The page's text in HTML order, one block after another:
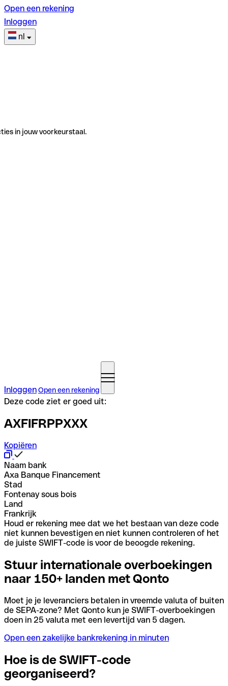
Open een rekening
Inloggen
nl
in jouw voorkeurstaal.
InloggenOpen een rekening
Deze code ziet er goed uit:
AXFIFRPPXXX
Kopiëren
Naam bank
Axa Banque Financement
Stad
Fontenay sous bois
Land
Frankrijk
Houd er rekening mee dat we het bestaan van deze code
niet kunnen bevestigen en niet kunnen controleren of het
de juiste SWIFT-code is voor de beoogde rekening.
Stuur internationale overboekingen
naar 150+ landen met Qonto
Moet je je leveranciers betalen in vreemde valuta of buiten
de SEPA-zone? Met Qonto kun je SWIFT-overboekingen
doen in 25 valuta met een levertijd van 5 dagen.
Open een zakelijke bankrekening in minuten
Hoe is de SWIFT-code
georganiseerd?